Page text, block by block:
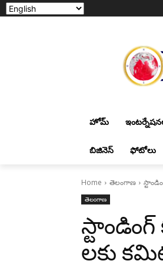
హోమ్
బిజినెస్ ఫోటోలు
Home తెలంగాణ
తెలంగాణ
లకు